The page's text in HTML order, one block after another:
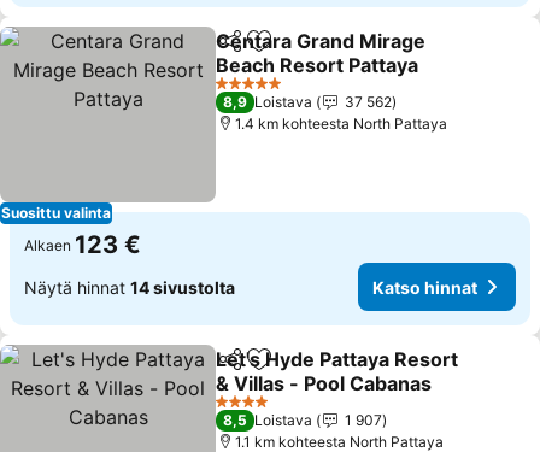
Suosittu valinta
Jaa Lisää suosikkeihin
Centara Grand Mirage
Beach Resort Pattaya
5 Tähtiluokitus
8,9 Loistava
37 562
1.4 km kohteesta North Pattaya
Alkaen 123 €
Näytä hinnat 14 sivustolta Katso hinnat
Jaa Lisää suosikkeihin
Let's Hyde Pattaya Resort
& Villas - Pool Cabanas
4 Tähtiluokitus
8,5 Loistava
1 907
1.1 km kohteesta North Pattaya